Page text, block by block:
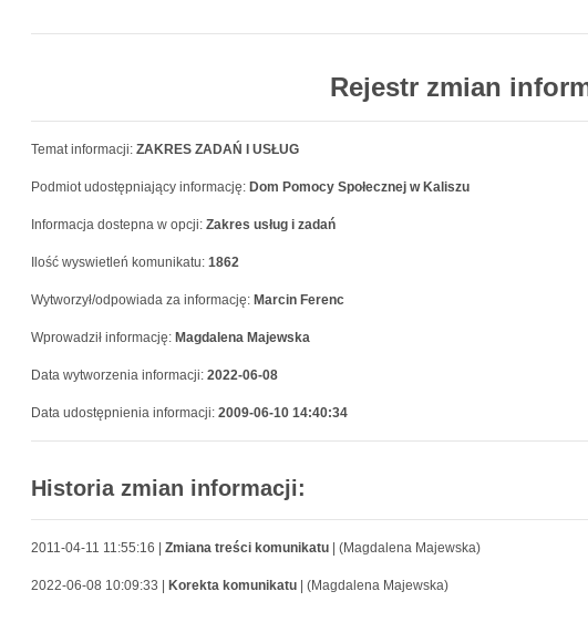
Rejestr zmian
Temat informacji: ZAKRES ZADAŃ I USŁUG
Podmiot udostępniający informację: Dom Pomocy Społecznej w Kaliszu
Informacja dostepna w opcji: Zakres usług i zadań
Ilość wyswietleń komunikatu: 1862
Wytworzył/odpowiada za informację: Marcin Ferenc
Wprowadził informację: Magdalena Majewska
Data wytworzenia informacji: 2022-06-08
Data udostępnienia informacji: 2009-06-10 14:40:34
Historia zmian informacji:
2011-04-11 11:55:16 | Zmiana treści komunikatu | (Magdalena Majewska)
2022-06-08 10:09:33 | Korekta komunikatu | (Magdalena Majewska)